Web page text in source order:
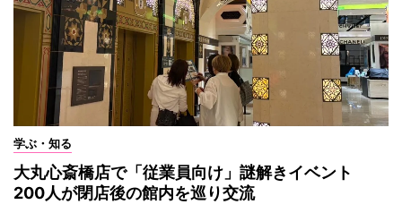
学ぶ・知る
大丸心斎橋店で「従業員向け」謎解きイベント
200人が閉店後の館内を巡り交流